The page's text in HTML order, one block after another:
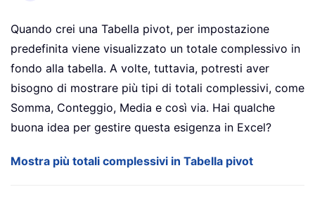
Quando crei una Tabella pivot, per impostazione
predefinita viene visualizzato un totale complessivo in
fondo alla tabella. A volte, tuttavia, potresti aver
bisogno di mostrare più tipi di totali complessivi, come
Somma, Conteggio, Media e così via. Hai qualche
buona idea per gestire questa esigenza in Excel?
Mostra più totali complessivi in Tabella pivot